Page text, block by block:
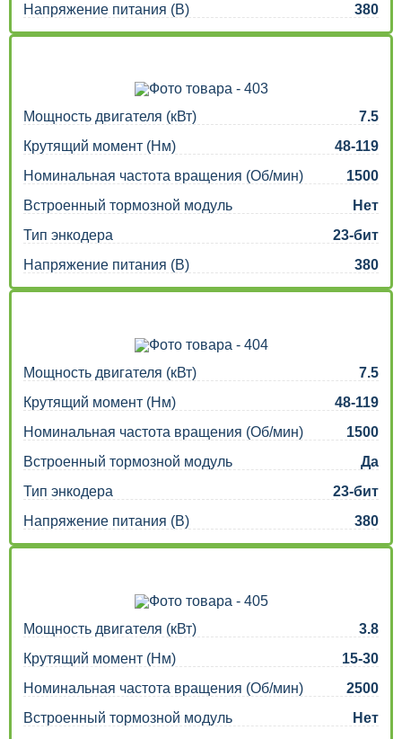
Напряжение питания (В)
380
Мощность двигателя (кВт)
7.5
Крутящий момент (Нм)
48-119
Номинальная частота вращения (Об/мин)
1500
Встроенный тормозной модуль
Нет
Тип энкодера
23-бит
Напряжение питания (В)
380
Мощность двигателя (кВт)
7.5
Крутящий момент (Нм)
48-119
Номинальная частота вращения (Об/мин)
1500
Встроенный тормозной модуль
Да
Тип энкодера
23-бит
Напряжение питания (В)
380
Мощность двигателя (кВт)
3.8
Крутящий момент (Нм)
15-30
Номинальная частота вращения (Об/мин)
2500
Встроенный тормозной модуль
Нет